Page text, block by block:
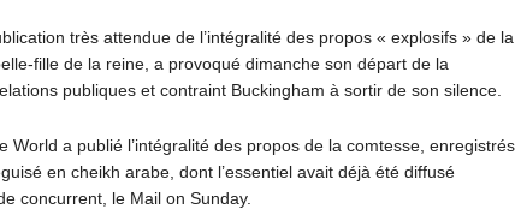
très attendue de l’intégralité des propos « explosifs » de la
fille de la reine, a provoqué dimanche son départ de la
publiques et contraint Buckingham à sortir de son silence.
World a publié l’intégralité des propos de la comtesse, enregistrés
en cheikh arabe, dont l’essentiel avait déjà été diffusé
concurrent, le Mail on Sunday.